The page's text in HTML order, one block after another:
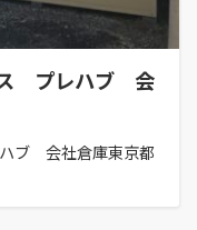
ス プレハブ 会
ブ 会社倉庫東京都